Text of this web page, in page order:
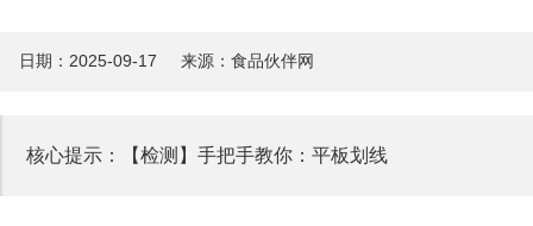
日期：2025-09-17 来源：食品伙伴网
核心提示：【检测】手把手教你：平板划线